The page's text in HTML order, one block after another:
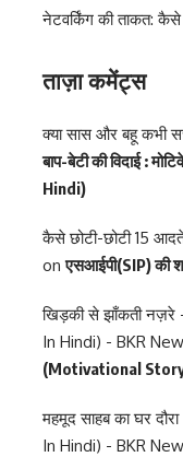
नेटवर्किंग की ताकत:
ताज़ा कमेंट्स
क्या सास और बहू कभी
बाप-बेटी की विदाई :
Hindi)
कैसे छोटी-छोटी 15
onएसआईपी(SIP) की
खिड़की से झाँकती
In Hindi) - BKR
(Motivational
महमूद साहब का घर
In Hindi) - BKR